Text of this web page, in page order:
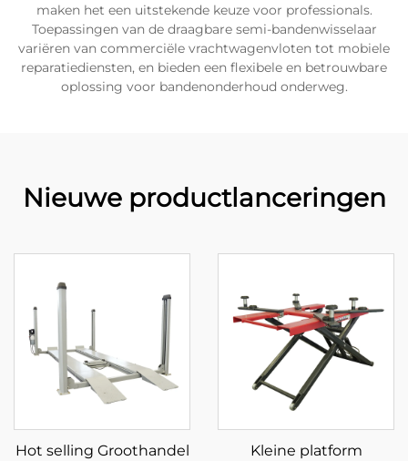
maken het een uitstekende keuze voor professionals.
Toepassingen van de draagbare semi-bandenwisselaar
variëren van commerciële vrachtwagenvloten tot mobiele
reparatiediensten, en bieden een flexibele en betrouwbare
oplossing voor bandenonderhoud onderweg.
Nieuwe productlanceringen
Hot selling Groothandel
Kleine platform